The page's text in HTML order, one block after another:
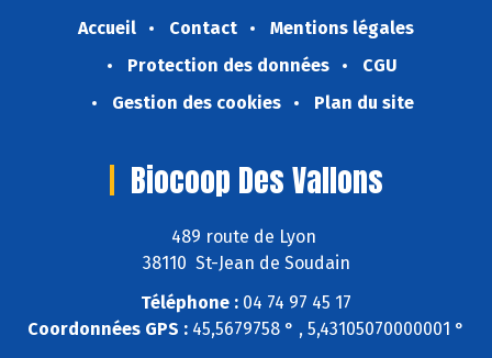
Accueil Contact
Mentions légales
Protection des données
CGU
Gestion des cookies
Plan du site
Biocoop Des Vallons
489 route de Lyon
38110 St-Jean de Soudain
Téléphone : 04 74 97 45 17
Coordonnées GPS : 45,5679758 ° , 5,43105070000001 °